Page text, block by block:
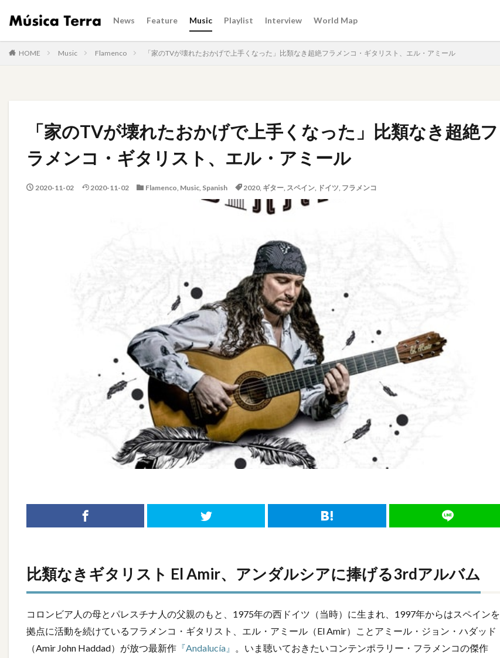
News Feature Music Playlist Interview World Map
HOME Music Flamenco 「家のTVが壊れたおかげで上手くなった」比類なき超絶フラメンコ・ギタリスト、エル・アミール
「家のTVが壊れたおかげで上手くなった」比類なき超絶フ
ラメンコ・ギタリスト、エル・アミール
2020-11-02 2020-11-02 Flamenco, Music, Spanish 2020, ギター, スペイン, ドイツ, フラメンコ
比類なきギタリスト El Amir、アンダルシアに捧げる3rdアルバム
コロンビア人の母とパレスチナ人の父親のもと、1975年の西ドイツ（当時）に生まれ、1997年からはスペインを
拠点に活動を続けているフラメンコ・ギタリスト、エル・アミール（El Amir）ことアミール・ジョン・ハダッド
（Amir John Haddad）が放つ最新作 『Andalucía』 。いま聴いておきたいコンテンポラリー・フラメンコの傑作